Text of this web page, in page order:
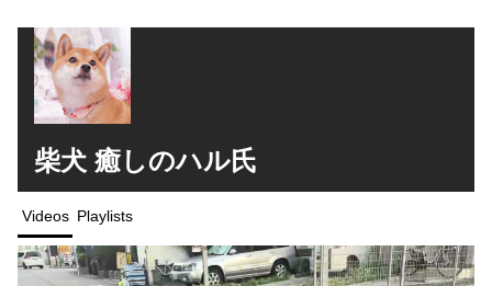
柴犬 癒しのハル氏
Videos Playlists